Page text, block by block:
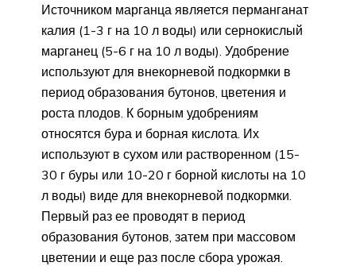
Источником марганца является перманганат
калия (1-3 г на 10 л воды) или сернокислый
марганец (5-6 г на 10 л воды). Удобрение
используют для внекорневой подкормки в
период образования бутонов, цветения и
роста плодов. К борным удобрениям
относятся бура и борная кислота. Их
используют в сухом или растворенном (15-
30 г буры или 10-20 г борной кислоты на 10
л воды) виде для внекорневой подкормки.
Первый раз ее проводят в период
образования бутонов, затем при массовом
цветении и еще раз после сбора урожая.